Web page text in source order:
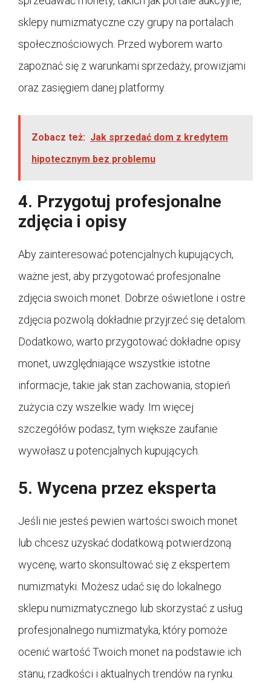
sklepy numizmatyczne czy grupy na portalach
społecznościowych. Przed wyborem warto
zapoznać się z warunkami sprzedaży, prowizjami
oraz zasięgiem danej platformy.
Zobacz też: Jak sprzedać dom z kredytem
hipotecznym bez problemu
4. Przygotuj profesjonalne
zdjęcia i opisy
Aby zainteresować potencjalnych kupujących,
ważne jest, aby przygotować profesjonalne
zdjęcia swoich monet. Dobrze oświetlone i ostre
zdjęcia pozwolą dokładnie przyjrzeć się detalom.
Dodatkowo, warto przygotować dokładne opisy
monet, uwzględniające wszystkie istotne
informacje, takie jak stan zachowania, stopień
zużycia czy wszelkie wady. Im więcej
szczegółów podasz, tym większe zaufanie
wywołasz u potencjalnych kupujących.
5. Wycena przez eksperta
Jeśli nie jesteś pewien wartości swoich monet
lub chcesz uzyskać dodatkową potwierdzoną
wycenę, warto skonsultować się z ekspertem
numizmatyki. Możesz udać się do lokalnego
sklepu numizmatycznego lub skorzystać z usług
profesjonalnego numizmatyka, który pomoże
ocenić wartość Twoich monet na podstawie ich
stanu, rzadkości i aktualnych trendów na rynku.